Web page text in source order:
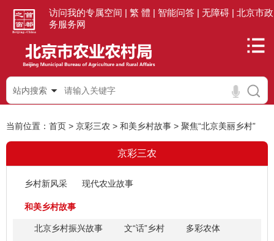
访问我的专属空间 | 繁 體 | 智能问答 | 无障碍 | 北京市政
务服务网
站内搜索
当前位置： 首页 > 京彩三农 > 和美乡村故事 > 聚焦“北京美丽乡村”
京彩三农
乡村新风采 现代农业故事
和美乡村故事
北京乡村振兴故事 文“话”乡村
多彩农体